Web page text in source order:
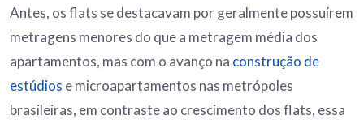
Antes, os flats se destacavam por geralmente possuírem
metragens menores do que a metragem média dos
apartamentos, mas com o avanço na construção de
estúdios e microapartamentos nas metrópoles
brasileiras, em contraste ao crescimento dos flats, essa